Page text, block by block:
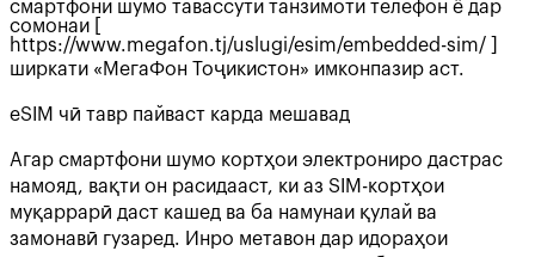
смартфони шумо тавассути танзимоти телефон ё дар
сомонаи [
https://www.megafon.tj/uslugi/esim/embedded-sim/ ]
ширкати «МегаФон Тоҷикистон» имконпазир аст.
eSIM чӣ тавр пайваст карда мешавад
Агар смартфони шумо кортҳои электрониро дастрас
намояд, вақти он расидааст, ки аз SIM-кортҳои
муқаррарӣ даст кашед ва ба намунаи қулай ва
замонавӣ гузаред. Инро метавон дар идораҳои